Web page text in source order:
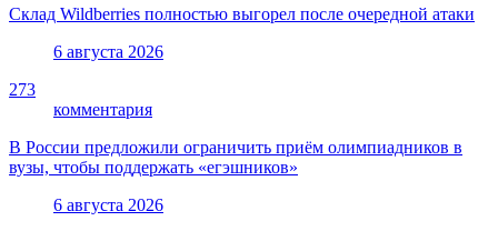
Склад Wildberries полностью выгорел после очередной атаки
6 августа 2026
273
комментария
В России предложили ограничить приём олимпиадников в
вузы, чтобы поддержать «егэшников»
6 августа 2026